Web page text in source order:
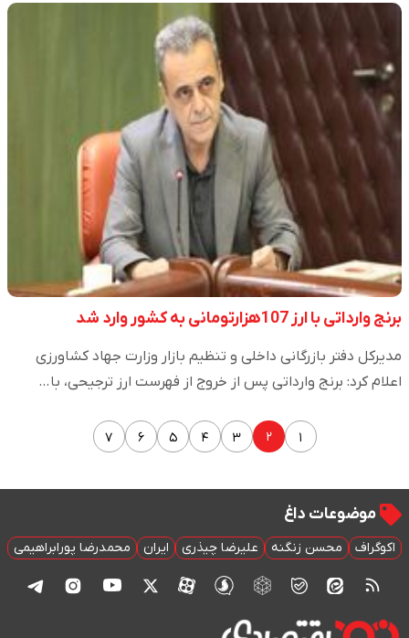
برنج وارداتی با ارز 107هزارتومانی به کشور وارد شد
مدیرکل دفتر بازرگانی داخلی و تنظیم بازار وزارت جهاد کشاورزی
اعلام کرد: برنج وارداتی پس از خروج از فهرست ارز ترجیحی، با…
۱ ۲ ۳ ۴ ۵ ۶ ۷
موضوعات داغ
اکوگراف محسن زنگنه علیرضا چیذری ایران محمدرضا پورابراهیمی